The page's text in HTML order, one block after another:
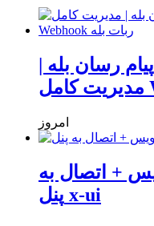
رسان بله |
امروز
+ اتصال به
پنل x-ui